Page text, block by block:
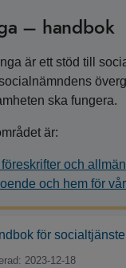
– handbok
är ett stöd till
ska fungera.
är:
och
och hem för
för
2023-12-18